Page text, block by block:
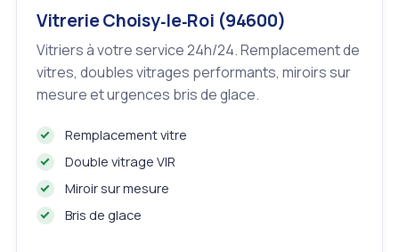
Vitrerie Choisy‑le‑Roi (94600)
Vitriers à votre service 24h/24. Remplacement de
vitres, doubles vitrages performants, miroirs sur
mesure et urgences bris de glace.
Remplacement vitre
Double vitrage VIR
Miroir sur mesure
Bris de glace